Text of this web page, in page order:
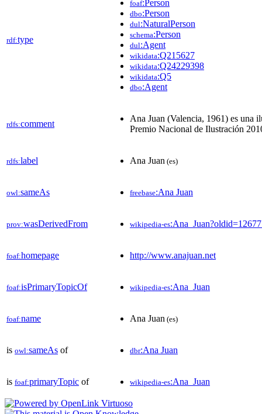
rdf:type
foaf:Person
dbo:Person
dul:NaturalPerson
schema:Person
dul:Agent
wikidata:Q215627
wikidata:Q24229398
wikidata:Q5
dbo:Agent
rdfs:comment
Ana Juan (Valencia, 1961) es una
Premio Nacional de Ilustración
rdfs:label Ana Juan (es)
owl:sameAs freebase:Ana Juan
prov:wasDerivedFrom wikipedia-es
foaf:homepage http://www.anajuan.net
foaf:isPrimaryTopicOf wikipedia-es:Ana_Juan
foaf:name Ana Juan (es)
is owl:sameAs of dbr:Ana Juan
is foaf:primaryTopic of wikipedia-es:Ana_Juan